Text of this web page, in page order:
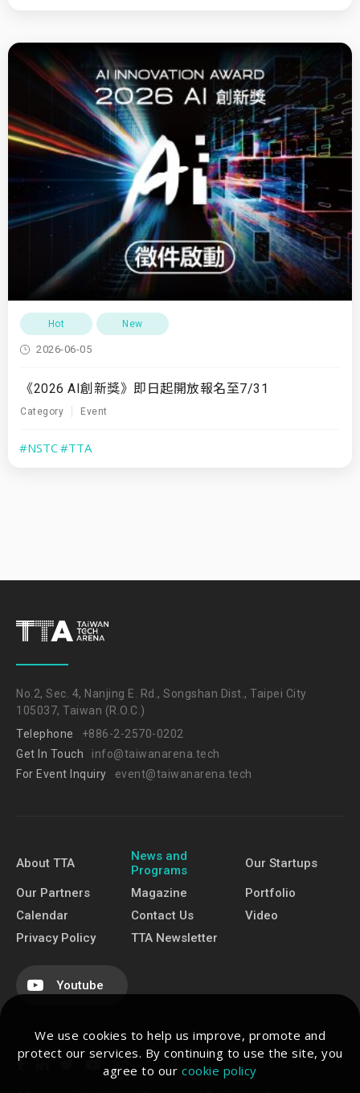
We use cookies to help us improve, promote and
protect our services. By continuing to use the site, you
agree to our cookie policy
Hot New
2026-06-05
《2026 AI創新獎》即日起開放報名至7/31
Category Event
#NSTC#TTA
No.2, Sec. 4, Nanjing E. Rd., Songshan Dist., Taipei City
105037, Taiwan (R.O.C.)
Telephone
+886-2-2570-0202
Get In Touch
info@taiwanarena.tech
For Event Inquiry
event@taiwanarena.tech
About TTA
News and
Programs
Our Startups
Our Partners Magazine
Portfolio
Calendar
Contact Us
Video
Privacy Policy
TTA Newsletter
Youtube